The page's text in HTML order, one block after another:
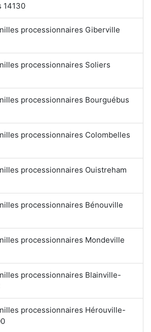
14130
processionnaires Giberville
processionnaires Soliers
processionnaires Bourguébus
processionnaires Colombelles
processionnaires Ouistreham
processionnaires Bénouville
processionnaires Mondeville
processionnaires Blainville-
processionnaires Hérouville-